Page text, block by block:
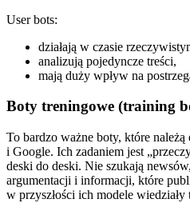
User bots:
działają w czasie
analizują pojedyncze treści,
mają duży wpływ na
Boty treningowe (training
To bardzo ważne boty, które
i Google. Ich zadaniem jest
deski do deski. Nie szukają
argumentacji i informacji, które
w przyszłości ich modele wiedziały